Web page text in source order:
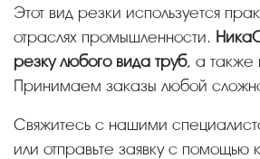
Этот вид резки используется практически во всех
отраслях промышленности.
резку любого вида труб, а также
Принимаем заказы любой
Свяжитесь с нашими специалистами по телефону
или отправьте заявку с помощью